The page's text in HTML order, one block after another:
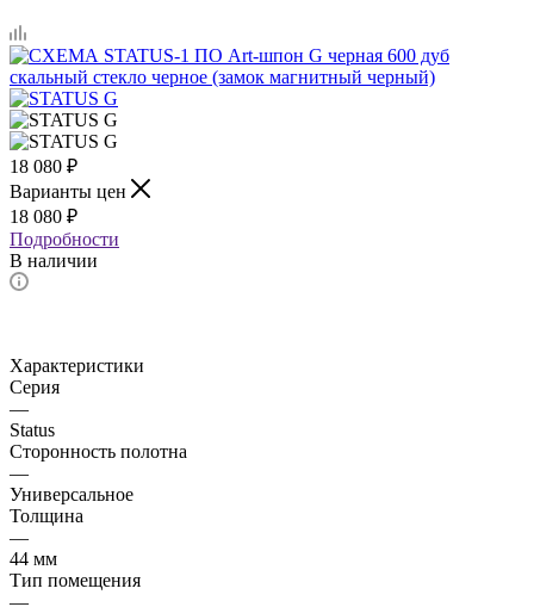
18 080 ₽
Варианты цен
18 080 ₽
Подробности
В наличии
Характеристики
Серия
—
Status
Сторонность полотна
—
Универсальное
Толщина
—
44 мм
Тип помещения
—